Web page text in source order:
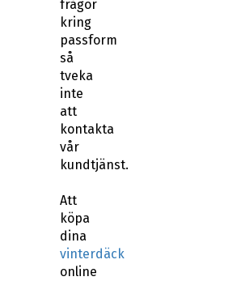
frågor
kring
passform
så
tveka
inte
att
kontakta
vår
kundtjänst.
Att
köpa
dina
vinterdäck
online